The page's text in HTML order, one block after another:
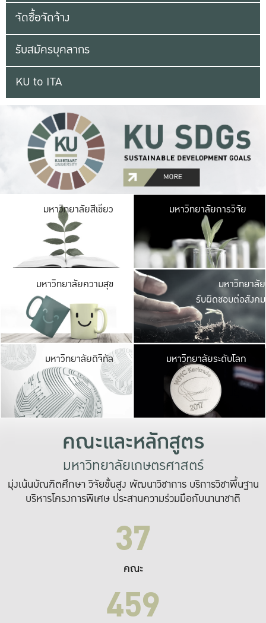
จัดซื้อจัดจ้าง
รับสมัครบุคลากร
KU to ITA
มหาวิทยาลัยสีเขียว มหาวิ
มีพื้นที่เขียวสดใส
เป็นป่าในเมือง เกษต
มหาวิทยาลัยการวิจัย
มหาวิทยาลัยความสุข มหาวิ
ค
เปิดประ
และพบเรื่องราวใ
มหาวิทยาลัย
รับผิดชอบต่อสังคม
มหาวิทยาลัยดิจิทัล มหาวิ
เปลี่ยนแปลง แล
เพื่อทำง
ระบบสารสนเทศ
มหาวิทยาลัยระดับโลก
คณะและหลักสูตร
มหาวิทยาลัยเกษตรศาสตร์
มุ่งเน้นบัณฑิตศึกษา วิจัยขั้นสูง พัฒนาวิชาการ บริการวิชาพื้นฐาน
บริหารโครงการพิเศษ ประสานความร่วมมือกับนานาชาติ
37
คณะ
459